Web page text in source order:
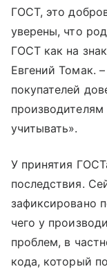
ГОСТ, это
уверены, что
ГОСТ как на
Евгений Томак.
покупателей
учитывать».
У принятия
последствия.
зафиксировано
чего у
проблем, в
кода, который